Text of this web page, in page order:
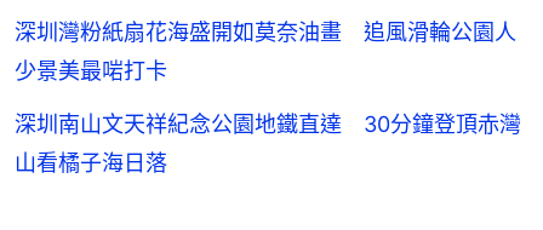
深圳灣粉紙扇花海盛開如莫奈油畫 追風滑輪公園人
少景美最啱打卡
深圳南山文天祥紀念公園地鐵直達 30分鐘登頂赤灣
山看橘子海日落